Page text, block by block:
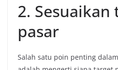
2. Sesuaikan
pasar
Salah satu poin penting